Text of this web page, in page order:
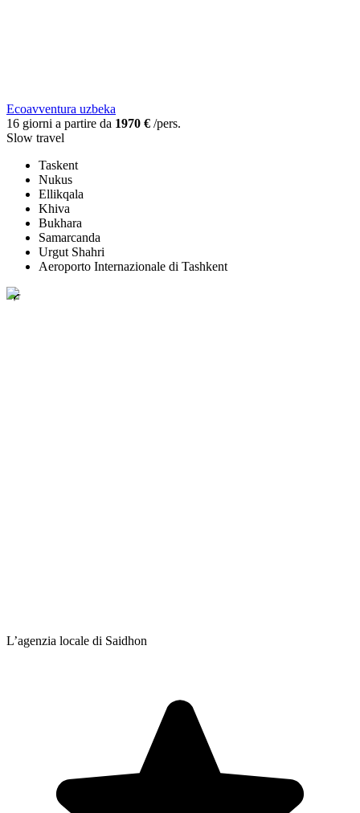
Ecoavventura uzbeka
16 giorni a partire da 1970 € /pers.
Slow travel
Taskent
Nukus
Ellikqala
Khiva
Bukhara
Samarcanda
Urgut Shahri
Aeroporto Internazionale di Tashkent
L’agenzia locale di Saidhon